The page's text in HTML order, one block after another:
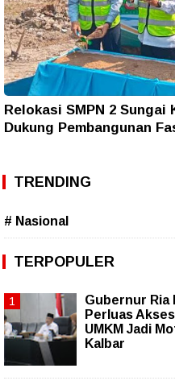
Relokasi SMPN 2 Sungai
Dukung Pembangunan
TRENDING
# Nasional
TERPOPULER
Gubernur Ria
Perluas
UMKM Jadi
Kalbar